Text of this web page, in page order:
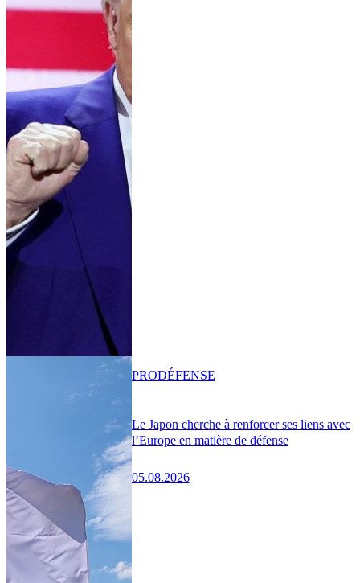
Le Japon cherche à renforcer ses liens avec
l’Europe en matière de défense
05.08.2026
PRODÉFENSE